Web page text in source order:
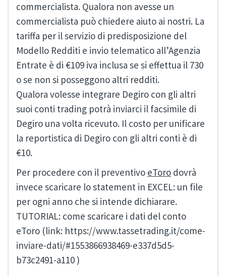
commercialista. Qualora non avesse un
commercialista può chiedere aiuto ai nostri. La
tariffa per il servizio di predisposizione del
Modello Redditi e invio telematico all’Agenzia
Entrate è di €109 iva inclusa se si effettua il 730
o se non si posseggono altri redditi.
Qualora volesse integrare Degiro con gli altri
suoi conti trading potrà inviarci il facsimile di
Degiro una volta ricevuto. Il costo per unificare
la reportistica di Degiro con gli altri conti è di
€10.
Per procedere con il preventivo eToro dovrà
invece scaricare lo statement in EXCEL: un file
per ogni anno che si intende dichiarare.
TUTORIAL: come scaricare i dati del conto
eToro (link: https://www.tassetrading.it/come-
inviare-dati/#1553866938469-e337d5d5-
b73c2491-a110 )